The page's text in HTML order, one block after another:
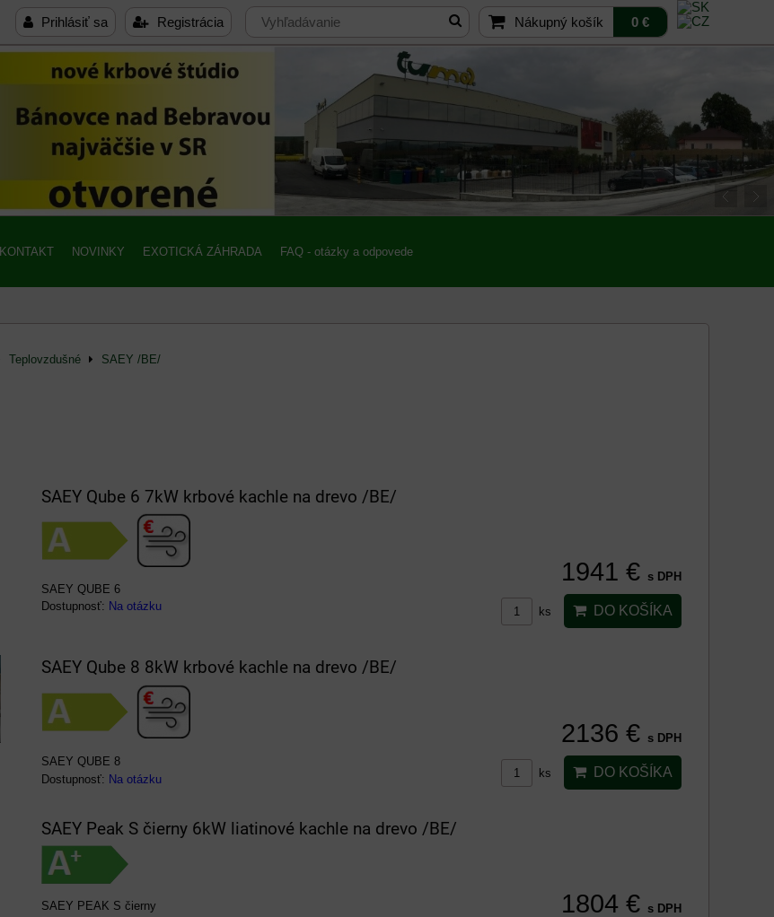
Prihlásiť sa Registrácia Nákupný košík 0 €
KONTAKT NOVINKY EXOTICKÁ ZÁHRADA FAQ - otázky a odpovede
Teplovzdušné SAEY /BE/
SAEY Qube 6 7kW krbové kachle na drevo /BE/
SAEY QUBE 6
Dostupnosť: Na otázku
1941 € s DPH
ks DO KOŠÍKA
SAEY Qube 8 8kW krbové kachle na drevo /BE/
SAEY QUBE 8
Dostupnosť: Na otázku
2136 € s DPH
ks DO KOŠÍKA
SAEY Peak S čierny 6kW liatinové kachle na drevo /BE/
SAEY PEAK S čierny
1804 € s DPH